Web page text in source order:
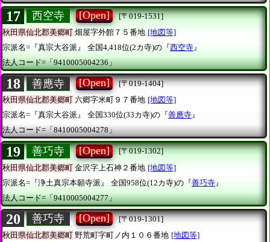
17 西空寺 [Open]
[〒019-1531]
秋田県仙北郡美郷町 畑屋字外館７５番地 [地図等]
宗派名=『真宗大谷派』
全国4,418位(2カ寺)の『西空寺 』
法人コード=「9410005004236」
18 善應寺 [Open]
[〒019-1404]
秋田県仙北郡美郷町 六郷字米町９７番地 [地図等]
宗派名=『真宗大谷派』
全国330位(33カ寺)の『善應寺』
法人コード=「8410005004278」
19 善巧寺 [Open]
[〒019-1302]
秋田県仙北郡美郷町 金沢字上石神２番地 [地図等]
宗派名=『浄土真宗本願寺派』
全国958位(12カ寺)の『善巧寺 』
法人コード=「9410005004277」
20 善巧寺 [Open]
[〒019-1301]
秋田県仙北郡美郷町 野荒町字町ノ内１０６番地 [地図等]